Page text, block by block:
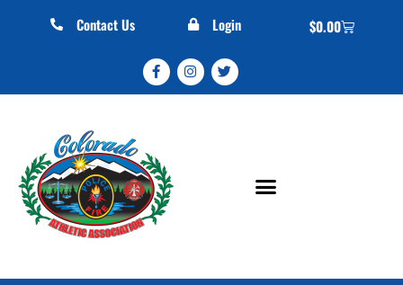
Contact Us Login $0.00